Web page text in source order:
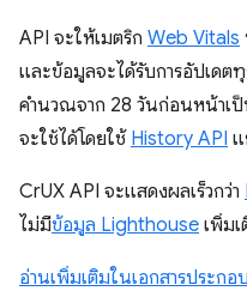
API จะให้เมตริก Web Vitals
และข้อมูลจะได้รับการอัปเดต
คำนวณจาก 28 วันก่อนหน้าเ
จะใช้ได้โดยใช้ History API แ
CrUX API จะแสดงผลเร็วกว่า
ไม่มีข้อมูล Lighthouse เพิ่ม
อ่านเพิ่มเติมในเอกสารประกอ